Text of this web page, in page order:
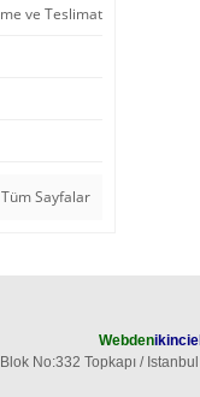
ve Teslimat
Tüm Sayfalar
Webdenikinciel
No:332 Topkapı / Istanbul